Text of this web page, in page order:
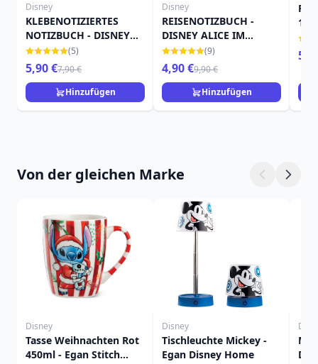
Disney
KLEBENOTIZIERTES
NOTIZBUCH - DISNEY
ALICE IM WUNDERLAND
(5)
5,90 €7,90 €
Hinzufügen
Disney
REISENOTIZBUCH -
DISNEY ALICE IM
WUNDERLAND
(9)
4,90 €9,90 €
Hinzufügen
Von der gleichen Marke
Disney
Tasse Weihnachten Rot
450ml - Egan Stitch
Disney
Tischleuchte Mickey -
Egan Disney Home